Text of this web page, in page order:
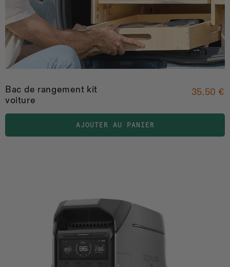
Bac de rangement kit
voiture
35.50 €
AJOUTER AU PANIER